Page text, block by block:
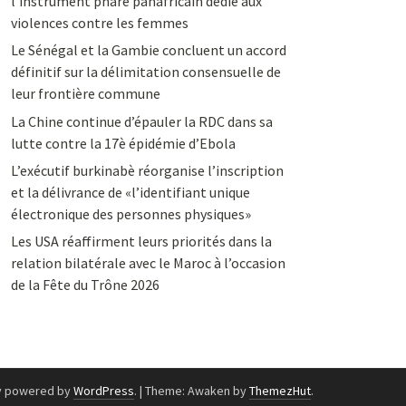
violences contre les femmes
Le Sénégal et la Gambie concluent un accord
définitif sur la délimitation consensuelle de
leur frontière commune
La Chine continue d’épauler la RDC dans sa
lutte contre la 17è épidémie d’Ebola
L’exécutif burkinabè réorganise l’inscription
et la délivrance de «l’identifiant unique
électronique des personnes physiques»
Les USA réaffirment leurs priorités dans la
relation bilatérale avec le Maroc à l’occasion
de la Fête du Trône 2026
powered byWordPress. | Theme: Awaken byThemezHut.